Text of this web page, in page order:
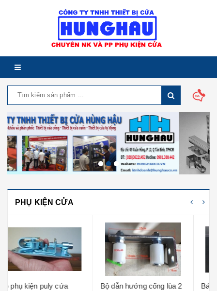
PHỤ KIỆN CỬA
Bộ dẫn hướng cổng lùa 2
Bản lề chân cao - dùng